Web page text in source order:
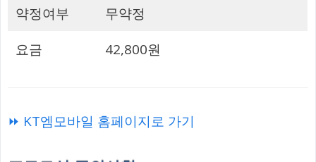
약정여부
무약정
요금
42,800원
⏩ KT엠모바일 홈페이지로 가기